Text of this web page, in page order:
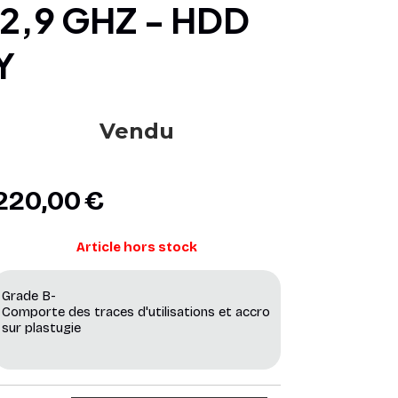
Vendu
€
Article hors stock
Grade B-
Comporte des traces d'utilisations et accro
sur plastugie